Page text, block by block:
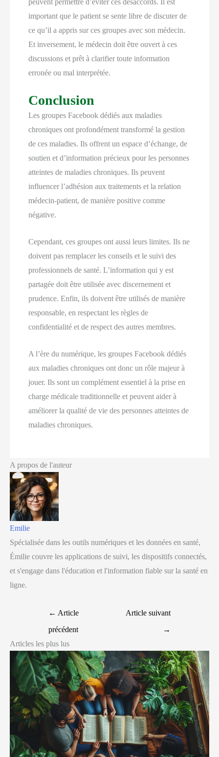
important que le patient se sente libre de discuter de
ce qu’il a appris sur ces groupes avec son médecin.
Et inversement, le médecin doit être ouvert à ces
discussions et prêt à clarifier toute information
erronée ou mal interprétée.
Conclusion
Les groupes Facebook dédiés aux maladies
chroniques ont profondément transformé la gestion
de ces maladies. Ils offrent un espace d’échange, de
soutien et d’information précieux pour les personnes
atteintes de maladies chroniques. Ils peuvent
influencer l’adhésion aux traitements et la relation
médecin-patient, de manière positive comme
négative.
Cependant, ces groupes ont aussi leurs limites. Ils ne
doivent pas remplacer les conseils et le suivi des
professionnels de santé. L’information qui y est
partagée doit être utilisée avec discernement et
prudence. Enfin, ils doivent être utilisés de manière
responsable, en respectant les règles de
confidentialité et de respect des autres membres.
A l’ère du numérique, les groupes Facebook dédiés
aux maladies chroniques ont donc un rôle majeur à
jouer. Ils sont un complément essentiel à la prise en
charge médicale traditionnelle et peuvent aider à
améliorer la qualité de vie des personnes atteintes de
maladies chroniques.
A propos de l'auteur
Emilie
Spécialisée dans les outils numériques et les données en santé,
Émilie couvre les applications de suivi, les dispositifs connectés,
et s'engage dans l'éducation et l'information fiable sur la santé en
ligne.
← Article
précédent
Article suivant
→
Articles les plus lus